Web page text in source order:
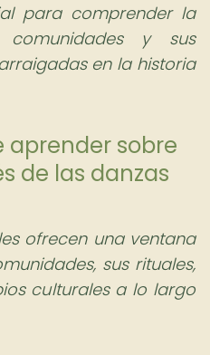
para comprender la
y sus
en la historia
aprender sobre
de las danzas
ofrecen una ventana
sus rituales,
culturales a lo largo